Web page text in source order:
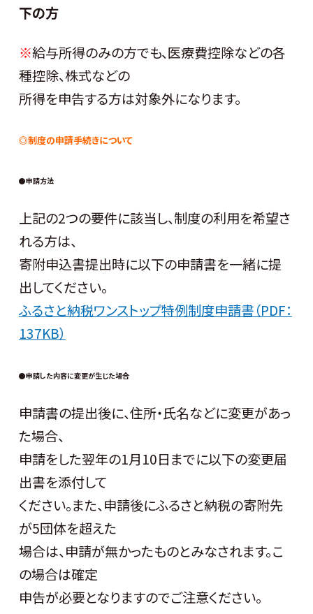
下の方
※給与所得のみの方でも、医療費控除などの各
種控除、株式などの
所得を申告する方は対象外になります。
◎制度の申請手続きについて
●申請方法
上記の2つの要件に該当し、制度の利用を希望さ
れる方は、
寄附申込書提出時に以下の申請書を一緒に提
出してください。
ふるさと納税ワンストップ特例制度申請書（PDF：
137KB）
●申請した内容に変更が生じた場合
申請書の提出後に、住所・氏名などに変更があっ
た場合、
申請をした翌年の1月10日までに以下の変更届
出書を添付して
ください。また、申請後にふるさと納税の寄附先
が5団体を超えた
場合は、申請が無かったものとみなされます。こ
の場合は確定
申告が必要となりますのでご注意ください。